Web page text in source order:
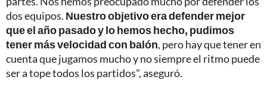
dos equipos. Nuestro objetivo era defender mejor
que el año pasado y lo hemos hecho, pudimos
tener más velocidad con balón, pero hay que tener en
cuenta que jugamos mucho y no siempre el ritmo puede
ser a tope todos los partidos", aseguró.